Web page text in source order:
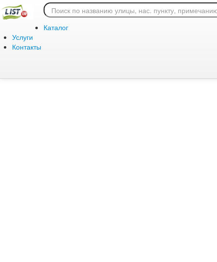
Каталог
Услуги
Контакты
Ошибка 404: страница